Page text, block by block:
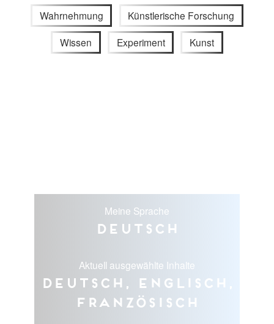
Wahrnehmung Künstlerische Forschung
Wissen Experiment Kunst
Meine Sprache
Deutsch
Aktuell ausgewählte Inhalte
Deutsch, Englisch,
Französisch